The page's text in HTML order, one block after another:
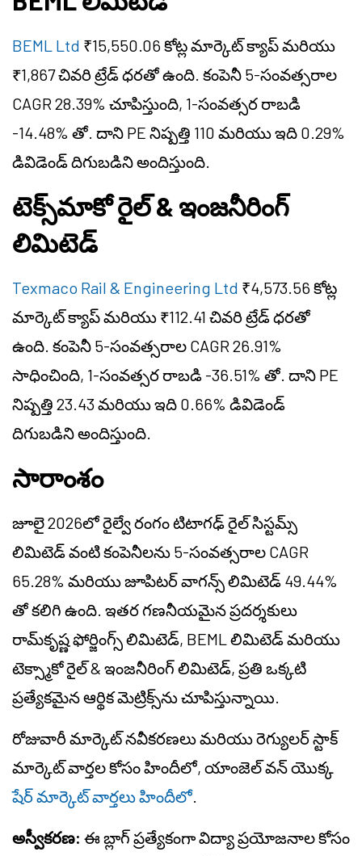
BEML Ltd ₹15,550.06 కోట్ల మార్కెట్ క్యాప్ మరియు
₹1,867 చివరి ట్రేడ్ ధరతో ఉంది. కంపెనీ 5-సంవత్సరాల
CAGR 28.39% చూపిస్తుంది, 1-సంవత్సర రాబడి
-14.48% తో. దాని PE నిష్పత్తి 110 మరియు ఇది 0.29%
డివిడెండ్ దిగుబడిని అందిస్తుంది.
టెక్స్‌మాకో రైల్ & ఇంజనీరింగ్
లిమిటెడ్
Texmaco Rail & Engineering Ltd ₹4,573.56 కోట్ల
మార్కెట్ క్యాప్ మరియు ₹112.41 చివరి ట్రేడ్ ధరతో
ఉంది. కంపెనీ 5-సంవత్సరాల CAGR 26.91%
సాధించింది, 1-సంవత్సర రాబడి -36.51% తో. దాని PE
నిష్పత్తి 23.43 మరియు ఇది 0.66% డివిడెండ్
దిగుబడిని అందిస్తుంది.
సారాంశం
జూలై 2026లో రైల్వే రంగం టిటాగఢ్ రైల్ సిస్టమ్స్
లిమిటెడ్ వంటి కంపెనీలను 5-సంవత్సరాల CAGR
65.28% మరియు జూపిటర్ వాగన్స్ లిమిటెడ్ 49.44%
తో కలిగి ఉంది. ఇతర గణనీయమైన ప్రదర్శకులు
రామ్‌కృష్ణ ఫోర్జింగ్స్ లిమిటెడ్, BEML లిమిటెడ్ మరియు
టెక్స్మాకో రైల్ & ఇంజనీరింగ్ లిమిటెడ్, ప్రతి ఒక్కటి
ప్రత్యేకమైన ఆర్థిక మెట్రిక్స్‌ను చూపిస్తున్నాయి.
రోజువారీ మార్కెట్ నవీకరణలు మరియు రెగ్యులర్ స్టాక్
మార్కెట్ వార్తల కోసం హిందీలో, యాంజెల్ వన్ యొక్క
షేర్ మార్కెట్ వార్తలు హిందీలో.
అస్వీకరణ: ఈ బ్లాగ్ ప్రత్యేకంగా విద్యా ప్రయోజనాల కోసం